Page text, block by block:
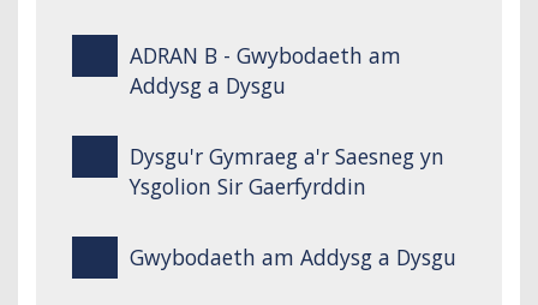
ADRAN B - Gwybodaeth am
Addysg a Dysgu
Dysgu'r Gymraeg a'r Saesneg yn
Ysgolion Sir Gaerfyrddin
Gwybodaeth am Addysg a Dysgu